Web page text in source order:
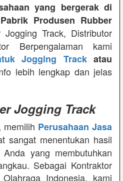
yang bergerak di
Pabrik Produsen Rubber
Track, Distributor
Berpengalaman kami
Jogging Trackatau
lebih lengkap dan jelas
Jogging Track
memilih Perusahaan Jasa
sangat menentukan hasil
yang membutuhkan
Sebagai Kontraktor
Indonesia, kami